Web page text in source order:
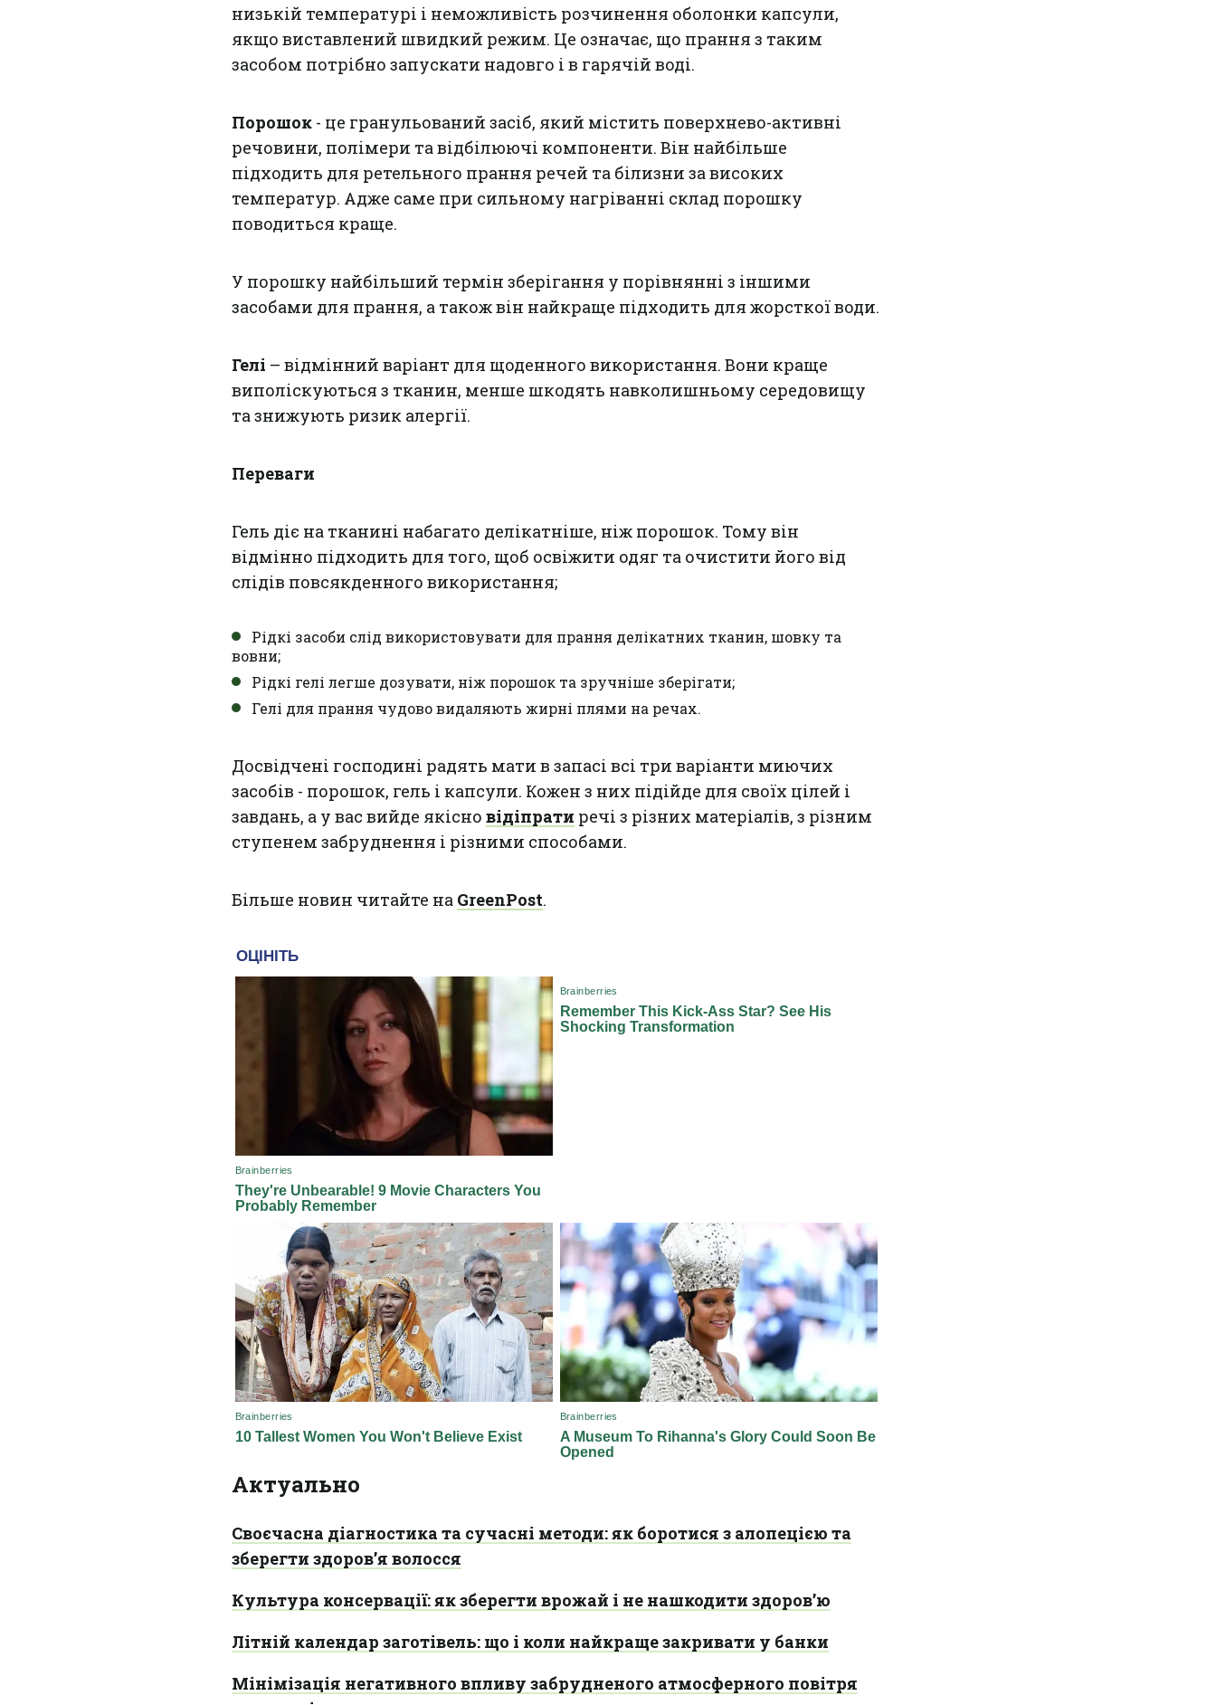
низькій температурі і неможливість розчинення оболонки капсули,
якщо виставлений швидкий режим. Це означає, що прання з таким
засобом потрібно запускати надовго і в гарячій воді.
Порошок - це гранульований засіб, який містить поверхнево-активні
речовини, полімери та відбілюючі компоненти. Він найбільше
підходить для ретельного прання речей та білизни за високих
температур. Адже саме при сильному нагріванні склад порошку
поводиться краще.
У порошку найбільший термін зберігання у порівнянні з іншими
засобами для прання, а також він найкраще підходить для жорсткої води.
Гелі – відмінний варіант для щоденного використання. Вони краще
виполіскуються з тканин, менше шкодять навколишньому середовищу
та знижують ризик алергії.
Переваги
Гель діє на тканині набагато делікатніше, ніж порошок. Тому він
відмінно підходить для того, щоб освіжити одяг та очистити його від
слідів повсякденного використання;
Рідкі засоби слід використовувати для прання делікатних тканин, шовку та
вовни;
Рідкі гелі легше дозувати, ніж порошок та зручніше зберігати;
Гелі для прання чудово видаляють жирні плями на речах.
Досвідчені господині радять мати в запасі всі три варіанти миючих
засобів - порошок, гель і капсули. Кожен з них підійде для своїх цілей і
завдань, а у вас вийде якісно відіпрати речі з різних матеріалів, з різним
ступенем забруднення і різними способами.
Більше новин читайте на GreenPost.
Актуально
Своєчасна діагностика та сучасні методи: як боротися з алопецією та
зберегти здоров’я волосся
Культура консервації: як зберегти врожай і не нашкодити здоров’ю
Літній календар заготівель: що і коли найкраще закривати у банки
Мінімізація негативного впливу забрудненого атмосферного повітря